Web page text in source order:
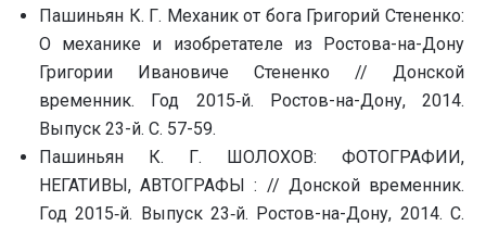
Пашиньян К. Г. Механик от бога Григорий Стененко:
О механике и изобретателе из Ростова-на-Дону
Григории Ивановиче Стененко // Донской
временник. Год 2015‑й. Ростов-на-Дону, 2014.
Выпуск 23-й. С. 57-59.
Пашиньян К. Г. ШОЛОХОВ: ФОТОГРАФИИ,
НЕГАТИВЫ, АВТОГРАФЫ : // Донской временник.
Год 2015‑й. Выпуск 23‑й. Ростов-на-Дону, 2014. С.